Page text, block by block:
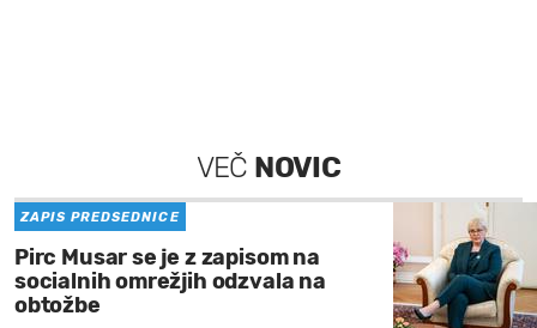
VEČ NOVIC
ZAPIS PREDSEDNICE
Pirc Musar se je z zapisom na
socialnih omrežjih odzvala na
obtožbe